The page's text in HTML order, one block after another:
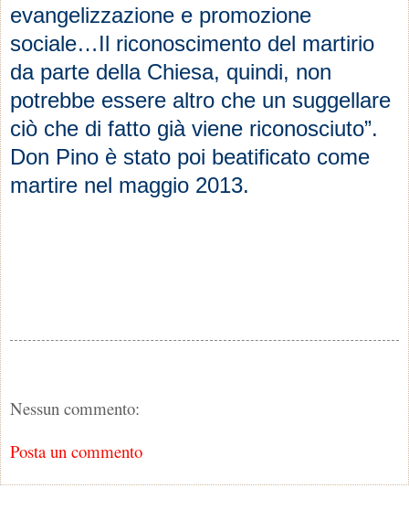
evangelizzazione e promozione
sociale…Il riconoscimento del martirio
da parte della Chiesa, quindi, non
potrebbe essere altro che un suggellare
ciò che di fatto già viene riconosciuto”.
Don Pino è stato poi beatificato come
martire nel maggio 2013.
Nessun commento:
Posta un commento